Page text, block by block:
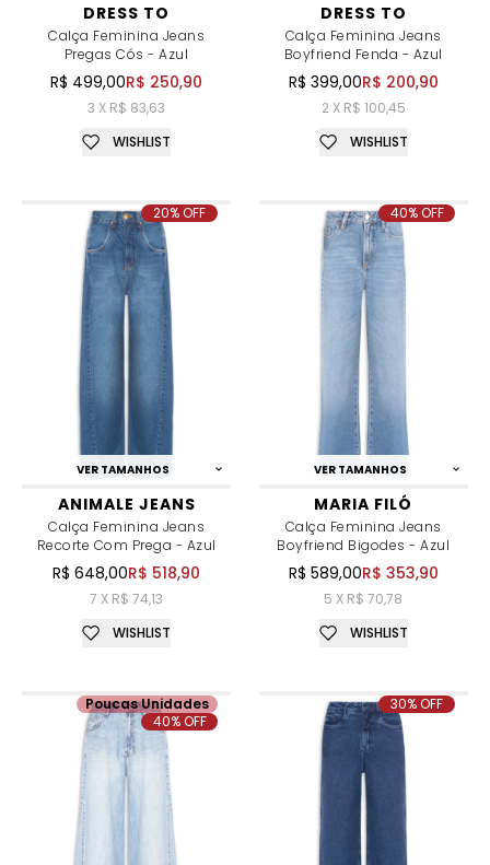
DRESS TO
Calça Feminina Jeans
Pregas Cós - Azul
R$ 499,00R$ 250,90
3 X R$ 83,63
WISHLIST
DRESS TO
Calça Feminina Jeans
Boyfriend Fenda - Azul
R$ 399,00R$ 200,90
2 X R$ 100,45
WISHLIST
VER TAMANHOS
ANIMALE JEANS
Calça Feminina Jeans
Recorte Com Prega - Azul
R$ 648,00R$ 518,90
7 X R$ 74,13
20% OFF
WISHLIST
VER TAMANHOS
MARIA FILÓ
Calça Feminina Jeans
Boyfriend Bigodes - Azul
R$ 589,00R$ 353,90
5 X R$ 70,78
40% OFF
WISHLIST
Poucas Unidades
40% OFF
30% OFF